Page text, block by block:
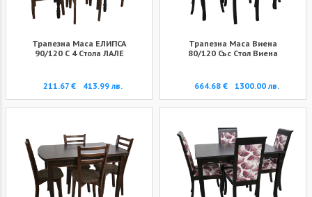
Трапезна Маса ЕЛИПСА
90/120 С 4 Стола ЛАЛЕ
211.67 € 413.99 лв.
Трапезна Маса Виена
80/120 Със Стол Виена
664.68 € 1300.00 лв.